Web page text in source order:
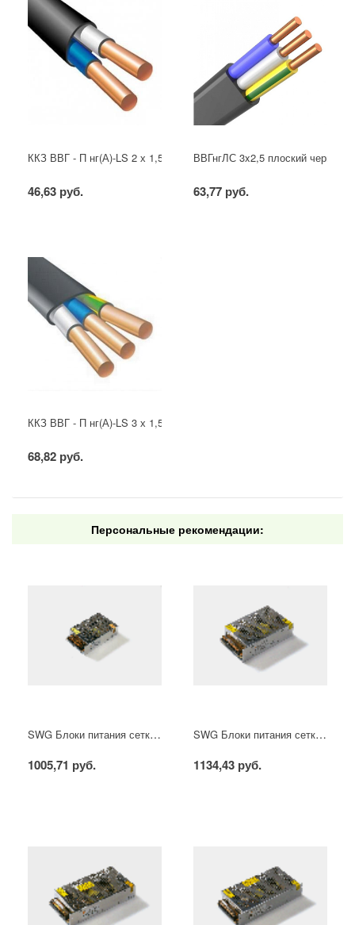
ККЗ ВВГ - П нг(А)-LS 2 х 1,5 ГОСТ
46,63 руб.
ВВГнгЛС 3x2,5 плоский черный
63,77 руб.
ККЗ ВВГ - П нг(А)-LS 3 х 1,5 ГОСТ
68,82 руб.
Персональные рекомендации:
SWG Блоки питания сетка, 100 W, 12V, S-100-12
1005,71 руб.
SWG Блоки питания сетка, 100 W, 24V, S-100-24
1134,43 руб.